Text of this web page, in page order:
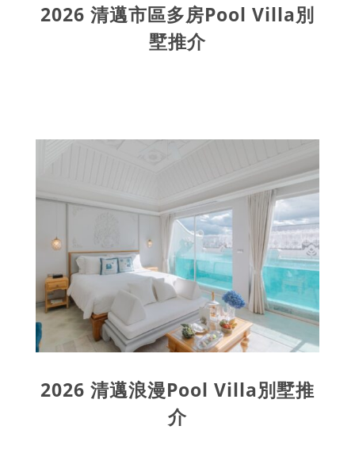
2026 清邁市區多房Pool Villa別
墅推介
2026 清邁浪漫Pool Villa別墅推
介